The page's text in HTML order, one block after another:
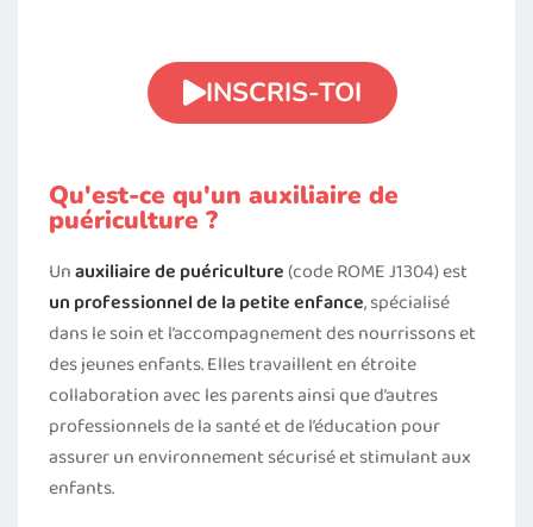
INSCRIS-TOI
Qu'est-ce qu'un auxiliaire de
puériculture ?
Unauxiliaire de puériculture (code ROME J1304) est
un professionnel de la petite enfance, spécialisé
dans le soin et l’accompagnement des nourrissons et
des jeunes enfants. Elles travaillent en étroite
collaboration avec les parents ainsi que d’autres
professionnels de la santé et de l’éducation pour
assurer un environnement sécurisé et stimulant aux
enfants.